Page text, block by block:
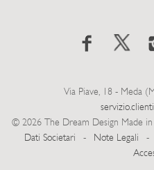
Via Piave, 18 - Meda
© 2026 The Dream Design Made in
Dati Societari
- Note Legali -